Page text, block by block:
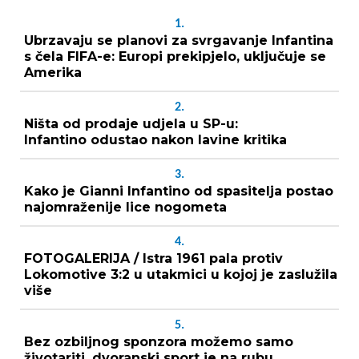
1.
Ubrzavaju se planovi za svrgavanje Infantina
s čela FIFA-e: Europi prekipjelo, uključuje se
Amerika
2.
Ništa od prodaje udjela u SP-u:
Infantino odustao nakon lavine kritika
3.
Kako je Gianni Infantino od spasitelja postao
najomraženije lice nogometa
4.
FOTOGALERIJA / Istra 1961 pala protiv
Lokomotive 3:2 u utakmici u kojoj je zaslužila
više
5.
Bez ozbiljnog sponzora možemo samo